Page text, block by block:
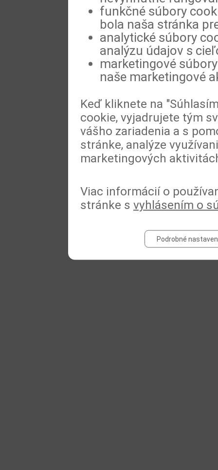
funkčné súbory
bola naša stránka
analytické súbory
analýzu údajov s
marketingové
naše marketingové
Keď kliknete na
cookie, vyjadrujete tým
vášho zariadenia a s
stránke, analýze
marketingových
Viac informácií o
stránke s vyhlásením o
Podrobné